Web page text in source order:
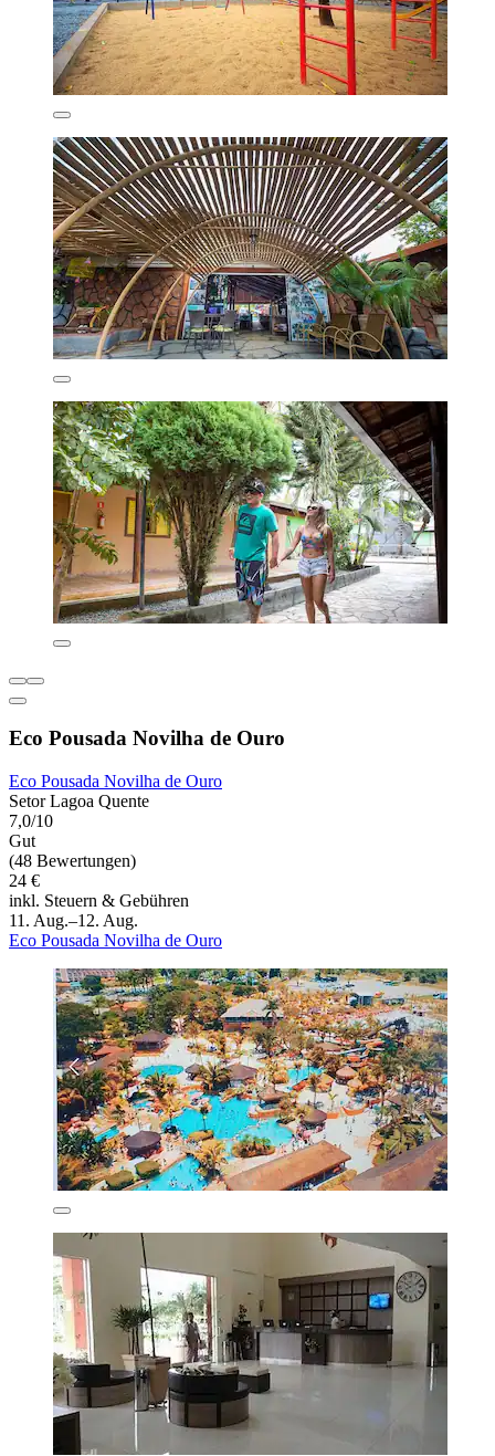
Eco Pousada Novilha de Ouro
Eco Pousada Novilha de Ouro
Setor Lagoa Quente
7,0/10
Gut
(48 Bewertungen)
24 €
inkl. Steuern & Gebühren
11. Aug.–12. Aug.
Eco Pousada Novilha de Ouro